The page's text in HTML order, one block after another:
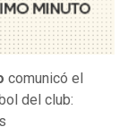
comunicó el
del club: